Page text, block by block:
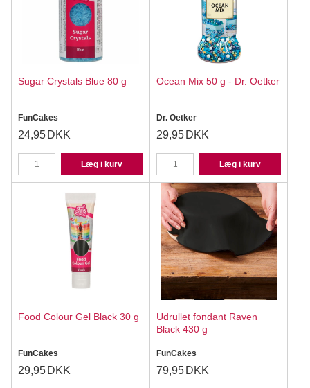
Sugar Crystals Blue 80 g
FunCakes
24,95 DKK
Læg i kurv
Ocean Mix 50 g - Dr. Oetker
Dr. Oetker
29,95 DKK
Læg i kurv
Food Colour Gel Black 30 g
FunCakes
29,95 DKK
Udrullet fondant Raven
Black 430 g
FunCakes
79,95 DKK